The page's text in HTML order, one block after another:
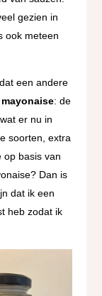
gezien in
ook meteen
een andere
: de
er nu in
soorten, extra
op basis van
Dan is
dat ik een
heb zodat ik